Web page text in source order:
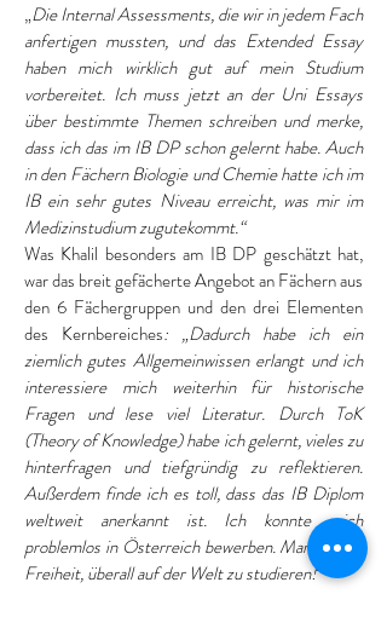
„Die Internal Assessments, die wir in jedem Fach
anfertigen mussten, und das Extended Essay
haben mich wirklich gut auf mein Studium
vorbereitet. Ich muss jetzt an der Uni Essays
über bestimmte Themen schreiben und merke,
dass ich das im IB DP schon gelernt habe. Auch
in den Fächern Biologie und Chemie hatte ich im
IB ein sehr gutes Niveau erreicht, was mir im
Medizinstudium zugutekommt.“
Was Khalil besonders am IB DP geschätzt hat,
war das breit gefächerte Angebot an Fächern aus
den 6 Fächergruppen und den drei Elementen
des Kernbereiches: „Dadurch habe ich ein
ziemlich gutes Allgemeinwissen erlangt und ich
interessiere mich weiterhin für historische
Fragen und lese viel Literatur. Durch ToK
(Theory of Knowledge) habe ich gelernt, vieles zu
hinterfragen und tiefgründig zu reflektieren.
Außerdem finde ich es toll, dass das IB Diplom
weltweit anerkannt ist. Ich konnte mich
problemlos in Österreich bewerben. Man hat die
Freiheit, überall auf der Welt zu studieren!“